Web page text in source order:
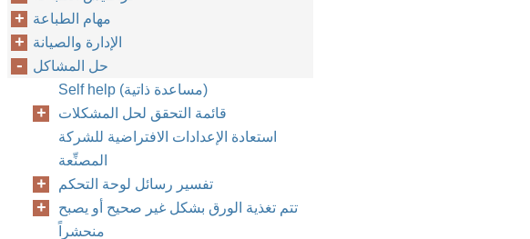
مهام الطباعة
الإدارة والصيانة
حل المشاكل
Self help (مساعدة ذاتية)
قائمة التحقق لحل المشكلات
استعادة الإعدادات الافتراضية للشركة
المصنِّعة
تفسير رسائل لوحة التحكم
تتم تغذية الورق بشكل غير صحيح أو يصبح
منحشراً